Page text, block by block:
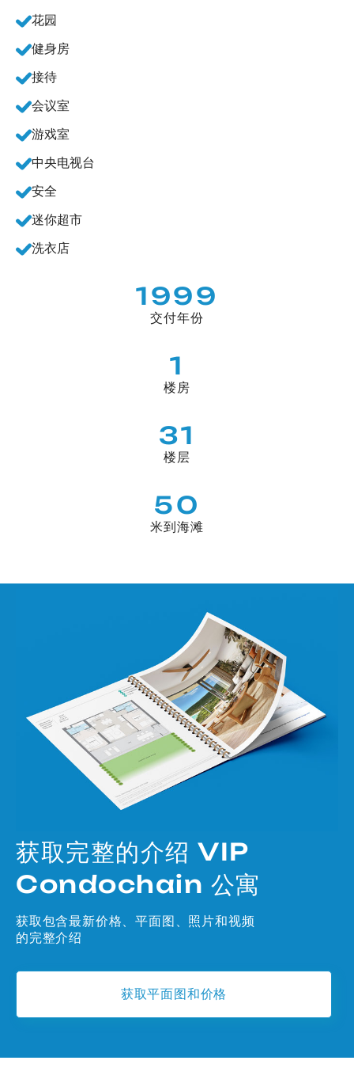
花园
健身房
接待
会议室
游戏室
中央电视台
安全
迷你超市
洗衣店
1999
交付年份
1
楼房
31
楼层
50
米到海滩
获取完整的介绍 VIP
Condochain 公寓
获取包含最新价格、平面图、照片和视频
的完整介绍
获取平面图和价格